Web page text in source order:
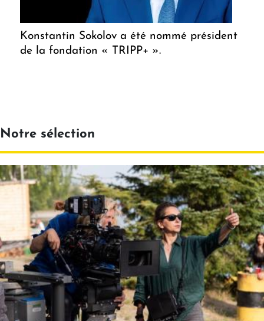
Konstantin Sokolov a été nommé président
de la fondation « TRIPP+ ».
Notre sélection